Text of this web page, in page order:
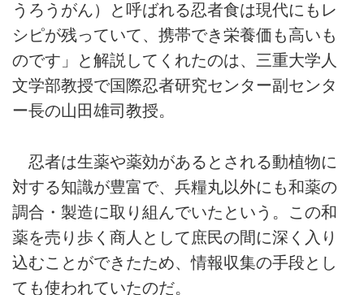
うろうがん）と呼ばれる忍者食は現代にもレ
シピが残っていて、携帯でき栄養価も高いも
のです」と解説してくれたのは、三重大学人
文学部教授で国際忍者研究センター副センタ
ー長の山田雄司教授。
忍者は生薬や薬効があるとされる動植物に
対する知識が豊富で、兵糧丸以外にも和薬の
調合・製造に取り組んでいたという。この和
薬を売り歩く商人として庶民の間に深く入り
込むことができたため、情報収集の手段とし
ても使われていたのだ。